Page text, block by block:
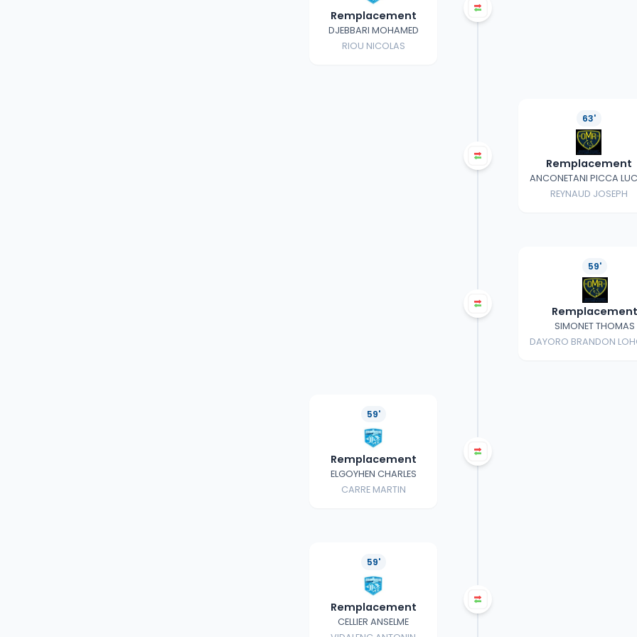
Remplacement
DJEBBARI MOHAMED
RIOU NICOLAS
63'
Remplacement
ANCONETANI PICCA
REYNAUD JOSEPH
59'
Remplacement
SIMONET THOMAS
DAYORO BRANDON
59'
Remplacement
ELGOYHEN CHARLES
CARRE MARTIN
59'
Remplacement
CELLIER ANSELME